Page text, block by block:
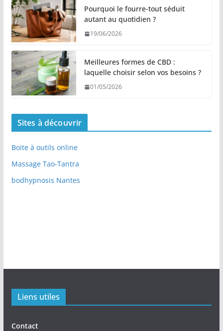
Pourquoi le fourre-tout séduit
autant au quotidien ?
19/06/2026
Meilleures formes de CBD :
laquelle choisir selon vos besoins ?
01/05/2026
Sites à découvrir
Boite à outils online
Massage Tao-Tantra
bodhypnosis Nantes
Liens utiles
Contact